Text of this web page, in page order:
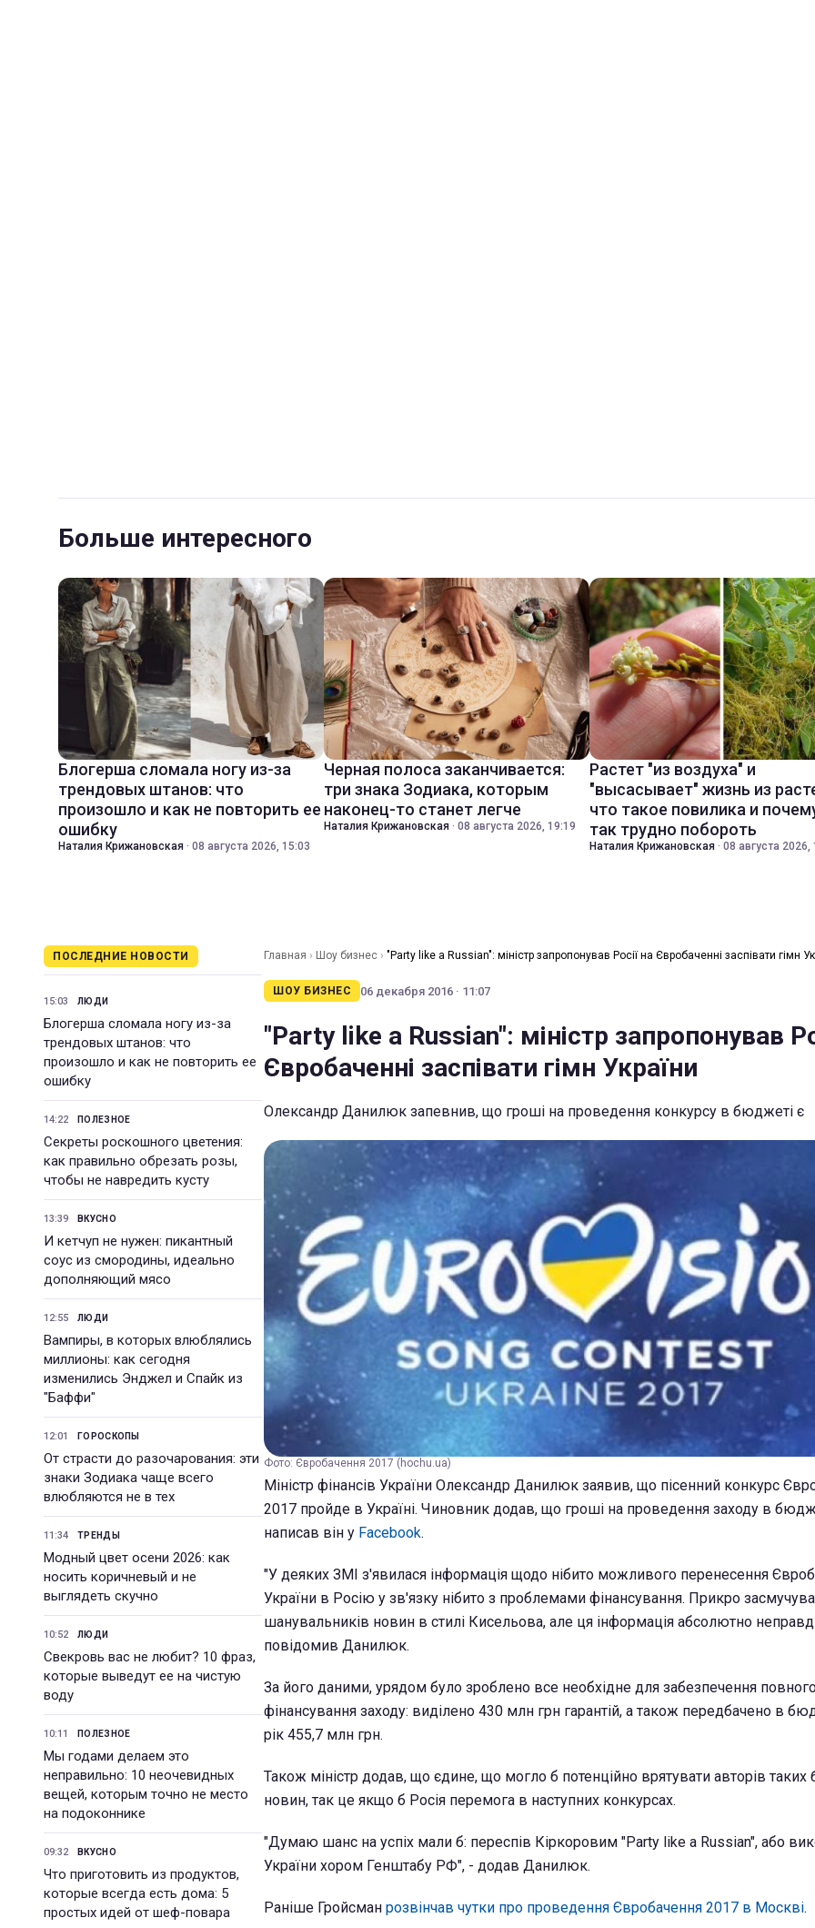
Больше интересного
Блогерша сломала ногу из-за
трендовых штанов: что
произошло и как не повторить ее
ошибку
Наталия Крижановская · 08 августа 2026, 15:03
Черная полоса заканчивается:
три знака Зодиака, которым
наконец-то станет легче
Наталия Крижановская · 08 августа 2026, 19:19
Растет "из воздуха" и
"высасывает" жизнь из
что такое повилика и
так трудно побороть
Наталия Крижановская · 08 августа 2026,
ПОСЛЕДНИЕ НОВОСТИ
15:03 ЛЮДИ
Блогерша сломала ногу из-за
трендовых штанов: что
произошло и как не повторить ее
ошибку
14:22 ПОЛЕЗНОЕ
Секреты роскошного цветения:
как правильно обрезать розы,
чтобы не навредить кусту
13:39 ВКУСНО
И кетчуп не нужен: пикантный
соус из смородины, идеально
дополняющий мясо
12:55 ЛЮДИ
Вампиры, в которых влюблялись
миллионы: как сегодня
изменились Энджел и Спайк из
"Баффи"
12:01 ГОРОСКОПЫ
От страсти до разочарования: эти
знаки Зодиака чаще всего
влюбляются не в тех
11:34 ТРЕНДЫ
Модный цвет осени 2026: как
носить коричневый и не
выглядеть скучно
10:52 ЛЮДИ
Свекровь вас не любит? 10 фраз,
которые выведут ее на чистую
воду
10:11 ПОЛЕЗНОЕ
Мы годами делаем это
неправильно: 10 неочевидных
вещей, которым точно не место
на подоконнике
09:32 ВКУСНО
Что приготовить из продуктов,
которые всегда есть дома: 5
простых идей от шеф-повара
Главная › Шоу бизнес › "Party like a Russian": міністр запропонував Росії на Євробаченні заспівати гімн
ШОУ БИЗНЕС 06 декабря 2016 · 11:07
"Party like a Russian": міністр запропонував
Євробаченні заспівати гімн України
Олександр Данилюк запевнив, що гроші на проведення конкурсу в бюджеті є
Фото: Євробачення 2017 (hochu.ua)
Міністр фінансів України Олександр Данилюк заявив, що пісенний конкурс
2017 пройде в Україні. Чиновник додав, що гроші на проведення заходу в
написав він у Facebook.
"У деяких ЗМІ з'явилася інформація щодо нібито можливого перенесення
України в Росію у зв'язку нібито з проблемами фінансування. Прикро
шанувальників новин в стилі Кисельова, але ця інформація абсолютно
повідомив Данилюк.
За його даними, урядом було зроблено все необхідне для забезпечення
фінансування заходу: виділено 430 млн грн гарантій, а також передбачено в
рік 455,7 млн грн.
Також міністр додав, що єдине, що могло б потенційно врятувати авторів таких
новин, так це якщо б Росія перемога в наступних конкурсах.
"Думаю шанс на успіх мали б: переспів Кіркоровим "Party like a Russian", або
України хором Генштабу РФ", - додав Данилюк.
Раніше Гройсман розвінчав чутки про проведення Євробачення 2017 в Москві.